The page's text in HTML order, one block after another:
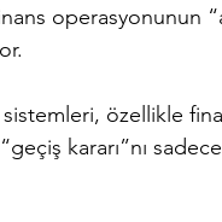
operasyonunun
sistemleri, özellikle
kararı”nı